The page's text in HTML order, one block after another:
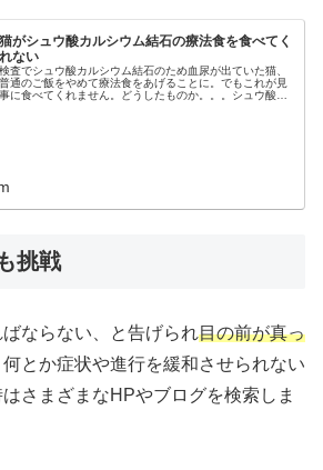
猫がシュウ酸カルシウム結石の療法食を食べてく
れない
検査でシュウ酸カルシウム結石のため血尿が出ていた猫、
普通のご飯をやめて療法食をあげることに。でもこれが見
事に食べてくれません。どうしたものか。。。シュウ酸カ
挑戦
ならない、と告げられ目の前が真っ
何とか症状や進行を緩和させられない
さまざまなHPやブログを検索しま